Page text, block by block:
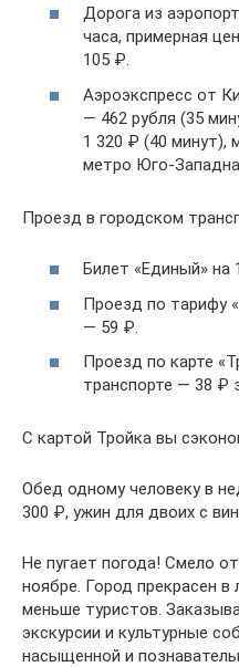
Дорога из
часа, примерная
105 ₽.
Аэроэкспресс от
— 462 рубля (35
1 320 ₽ (40 минут),
метро Юго-
Проезд в городском
Билет «Единый» на
Проезд по тарифу
— 59 ₽.
Проезд по карте
транспорте — 38 ₽
С картой Тройка вы
Обед одному человеку в
300 ₽, ужин для двоих с
Не пугает погода! Смело
ноябре. Город прекрасен
меньше туристов.
экскурсии и культурные
насыщенной и